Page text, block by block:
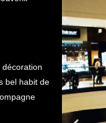
bel habit de